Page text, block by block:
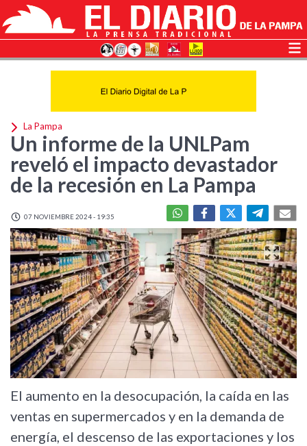
La Pampa
Un informe de la UNLPam
reveló el impacto devastador
de la recesión en La Pampa
07 NOVIEMBRE 2024 - 19:35
El aumento en la desocupación, la caída en las
ventas en supermercados y en la demanda de
energía, el descenso de las exportaciones y los